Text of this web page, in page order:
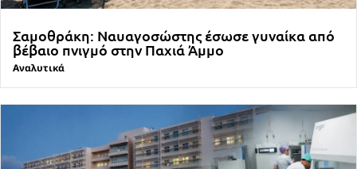
Σαμοθράκη: Ναυαγοσώστης έσωσε γυναίκα από
βέβαιο πνιγμό στην Παχιά Άμμο
Αναλυτικά